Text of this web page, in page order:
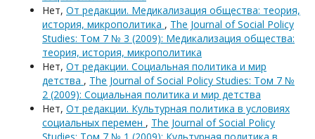
Нет, От редакции. Медикализация общества: теория,
история, микрополитика , The Journal of Social Policy
Studies: Том 7 № 3 (2009): Медикализация общества:
теория, история, микрополитика
Нет, От редакции. Социальная политика и мир
детства , The Journal of Social Policy Studies: Том 7 №
2 (2009): Социальная политика и мир детства
Нет, От редакции. Культурная политика в условиях
социальных перемен , The Journal of Social Policy